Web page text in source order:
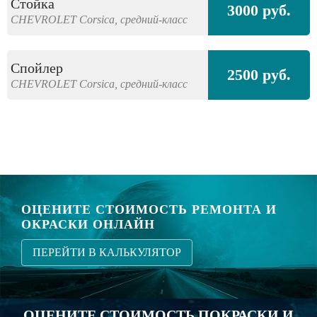
Стойка
CHEVROLET Corsica, средний-класс 3000 руб.
Спойлер
CHEVROLET Corsica, средний-класс 2500 руб.
ОЦЕНИТЕ СТОИМОСТЬ РЕМОНТА И
ОКРАСКИ ОНЛАЙН
ПЕРЕЙТИ В КАЛЬКУЛЯТОР